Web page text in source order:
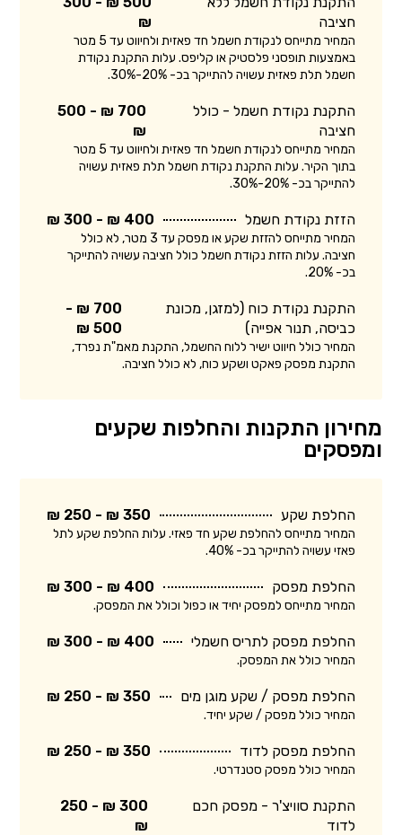
חציבה
₪
המחיר מתייחס לנקודת חשמל חד פאזית ולחיווט עד 5 מטר
באמצעות תופסני פלסטיק או קליפס. עלות התקנת נקודת
חשמל תלת פאזית עשויה להתייקר בכ- 20%-30%.
התקנת נקודת חשמל - כולל
חציבה
700 ₪ - 500
₪
המחיר מתייחס לנקודת חשמל חד פאזית ולחיווט עד 5 מטר
בתוך הקיר. עלות התקנת נקודת חשמל תלת פאזית עשויה
להתייקר בכ- 20%-30%.
הזזת נקודת חשמל 400 ₪ - 300 ₪
המחיר מתייחס להזזת שקע או מפסק עד 3 מטר, לא כולל
חציבה. עלות הזזת נקודת חשמל כולל חציבה עשויה להתייקר
בכ- 20%.
התקנת נקודת כוח (למזגן, מכונת
כביסה, תנור אפייה)
700 ₪ -
500 ₪
המחיר כולל חיווט ישיר ללוח החשמל, התקנת מאמ"ת נפרד,
התקנת מפסק פאקט ושקע כוח, לא כולל חציבה.
מחירון התקנות והחלפות שקעים
ומפסקים
החלפת שקע 350 ₪ - 250 ₪
המחיר מתייחס להחלפת שקע חד פאזי. עלות החלפת שקע לתל
פאזי עשויה להתייקר בכ- 40%.
החלפת מפסק 400 ₪ - 300 ₪
המחיר מתייחס למפסק יחיד או כפול וכולל את המפסק.
החלפת מפסק לתריס חשמלי 400 ₪ - 300 ₪
המחיר כולל את המפסק.
החלפת מפסק / שקע מוגן מים 350 ₪ - 250 ₪
המחיר כולל מפסק / שקע יחיד.
החלפת מפסק לדוד 350 ₪ - 250 ₪
המחיר כולל מפסק סטנדרטי.
התקנת סוויצ'ר - מפסק חכם
לדוד
300 ₪ - 250
₪